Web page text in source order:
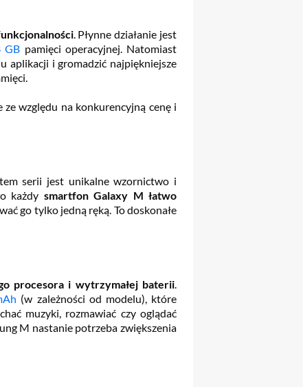
. Płynne działanie jest
GB pamięci operacyjnej. Natomiast
aplikacji i gromadzić najpiękniejsze
ze względu na konkurencyjną cenę i
serii jest unikalne wzornictwo i
każdy smartfon Galaxy M łatwo
go tylko jedną ręką. To doskonałe
procesora i wytrzymałej baterii.
(w zależności od modelu), które
muzyki, rozmawiać czy oglądać
M nastanie potrzeba zwiększenia